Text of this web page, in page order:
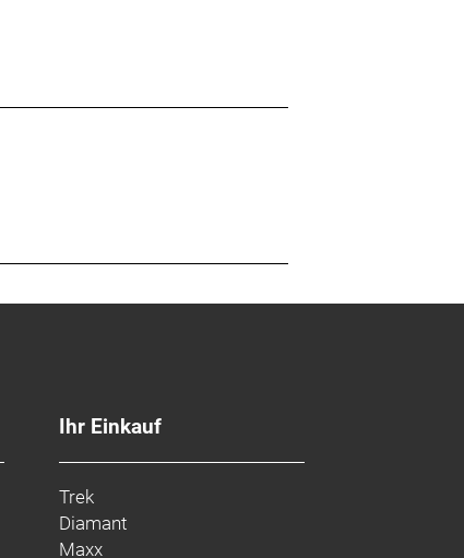
Ihr Einkauf
Trek
Diamant
Maxx